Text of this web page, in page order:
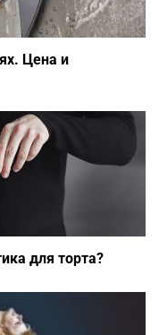
Цена и
для торта?